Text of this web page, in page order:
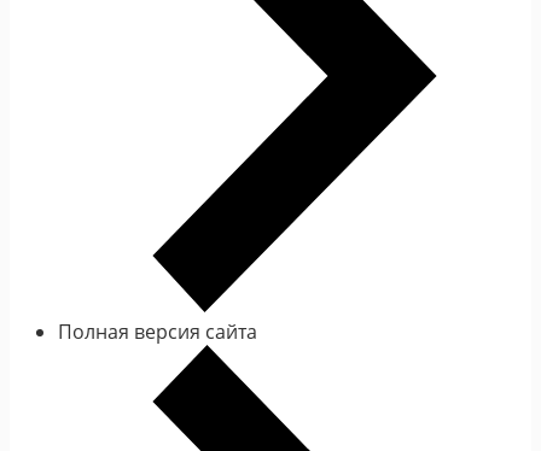
Полная версия сайта